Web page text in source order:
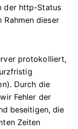
der http-Status
Rahmen dieser
protokolliert,
Durch die
Fehler der
beseitigen, die
Zeiten